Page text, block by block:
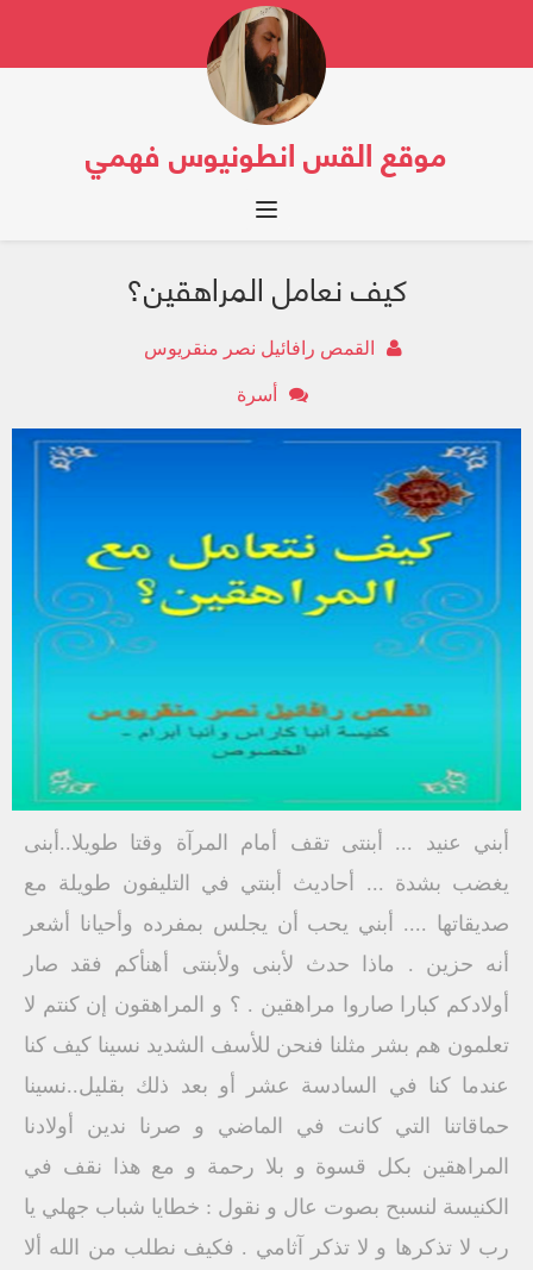
موقع القس انطونيوس فهمي
Toggle navigation
كيف نعامل المراهقين؟
القمص رافائيل نصر منقريوس
أسرة
أبني عنيد ... أبنتى تقف أمام المرآة وقتا طويلا..أبنى
يغضب بشدة ... أحاديث أبنتي في التليفون طويلة مع
صديقاتها .... أبني يحب أن يجلس بمفرده وأحيانا أشعر
أنه حزين . ماذا حدث لأبنى ولأبنتى أهنأكم فقد صار
أولادكم كبارا صاروا مراهقين . ؟ و المراهقون إن كنتم لا
تعلمون هم بشر مثلنا فنحن للأسف الشديد نسينا كيف كنا
عندما كنا في السادسة عشر أو بعد ذلك بقليل..نسينا
حماقاتنا التي كانت في الماضي و صرنا ندين أولادنا
المراهقين بكل قسوة و بلا رحمة و مع هذا نقف في
الكنيسة لنسبح بصوت عال و نقول : خطايا شباب جهلي يا
رب لا تذكرها و لا تذكر آثامي . فكيف نطلب من الله ألا